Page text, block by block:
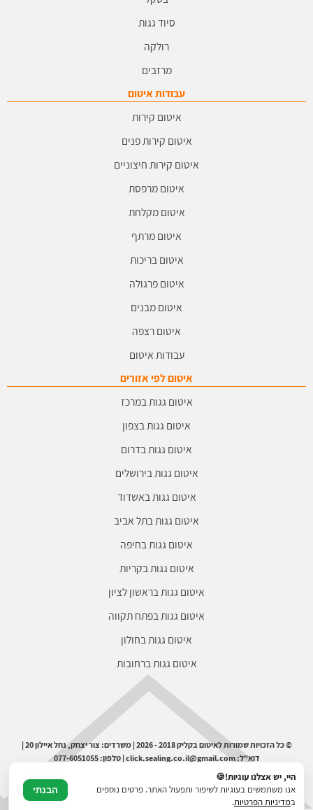
סיוד גגות
רולקה
מרזבים
עבודות איטום
איטום קירות
איטום קירות פנים
איטום קירות חיצוניים
איטום מרפסת
איטום מקלחת
איטום מרתף
איטום בריכות
איטום פרגולה
איטום מבנים
איטום רצפה
עבודות איטום
איטום לפי אזורים
איטום גגות במרכז
איטום גגות בצפון
איטום גגות בדרום
איטום גגות בירושלים
איטום גגות באשדוד
איטום גגות בתל אביב
איטום גגות בחיפה
איטום גגות בקריות
איטום גגות בראשון לציון
איטום גגות בפתח תקווה
איטום גגות בחולון
איטום גגות ברחובות
© כל הזכויות שמורות לאיטום בקליק 2018 - 2026 | משרדים: צור יצחק, נחל איילון 20 |
דוא"ל: click.sealing.co.il@gmail.com | טלפון: 077-6051055
היי, יש אצלנו עוגיות!🍪
אנו משתמשים בעוגיות לשיפור ותפעול האתר. פרטים נוספים
במדיניות הפרטיות.
הבנתי